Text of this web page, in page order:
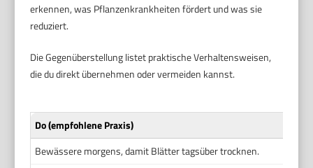
erkennen, was Pflanzenkrankheiten fördert und was sie
reduziert.
Die Gegenüberstellung listet praktische Verhaltensweisen,
die du direkt übernehmen oder vermeiden kannst.
Do (empfohlene Praxis)
Bewässere morgens, damit Blätter tagsüber trocknen.